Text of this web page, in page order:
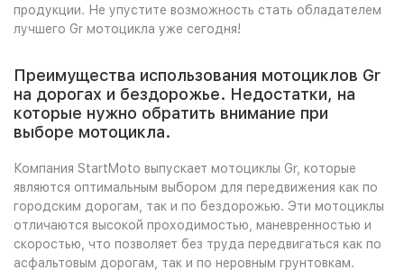
продукции. Не упустите возможность стать обладателем
лучшего Gr мотоцикла уже сегодня!
Преимущества использования мотоциклов Gr
на дорогах и бездорожье. Недостатки, на
которые нужно обратить внимание при
выборе мотоцикла.
Компания StartMoto выпускает мотоциклы Gr, которые
являются оптимальным выбором для передвижения как по
городским дорогам, так и по бездорожью. Эти мотоциклы
отличаются высокой проходимостью, маневренностью и
скоростью, что позволяет без труда передвигаться как по
асфальтовым дорогам, так и по неровным грунтовкам.